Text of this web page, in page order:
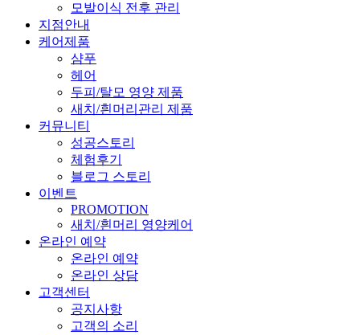
모발이식 전후 관리
지점안내
케어제품
샴푸
헤어
두피/탈모 영양 제품
새치/흰머리관리 제품
커뮤니티
성공스토리
체험후기
블로그 스토리
이벤트
PROMOTION
새치/흰머리 영양케어
온라인 예약
온라인 예약
온라인 상담
고객센터
공지사항
고객의 소리